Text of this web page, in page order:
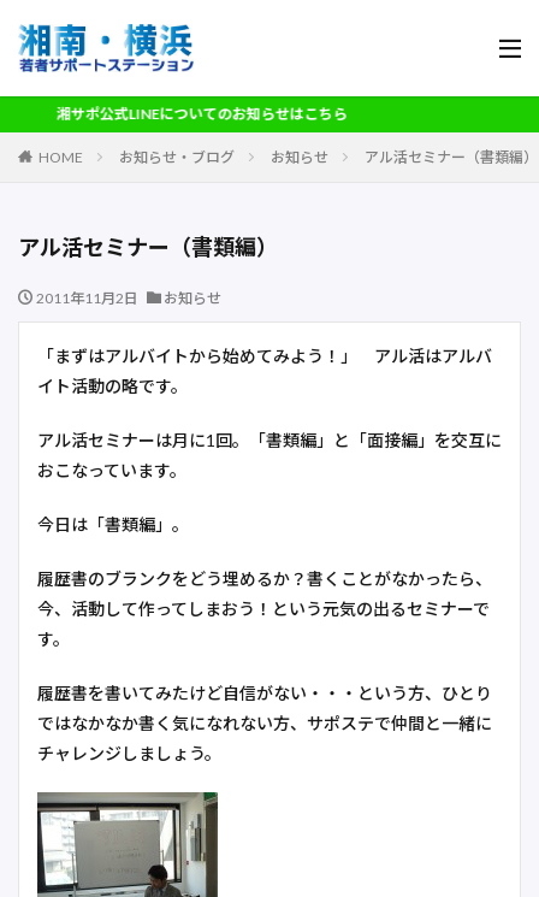
湘サポ公式LINEについてのお知らせはこちら
HOME お知らせ・ブログ お知らせ アル活セミナー（書類編）
アル活セミナー（書類編）
2011年11月2日 お知らせ
「まずはアルバイトから始めてみよう！」 アル活はアルバ
イト活動の略です。
アル活セミナーは月に1回。「書類編」と「面接編」を交互に
おこなっています。
今日は「書類編」。
履歴書のブランクをどう埋めるか？書くことがなかったら、
今、活動して作ってしまおう！という元気の出るセミナーで
す。
履歴書を書いてみたけど自信がない・・・という方、ひとり
ではなかなか書く気になれない方、サポステで仲間と一緒に
チャレンジしましょう。